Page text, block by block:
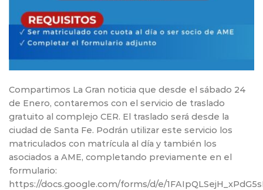
Compartimos La Gran noticia que desde el sábado 24
de Enero, contaremos con el servicio de traslado
gratuito al complejo CER. El traslado será desde la
ciudad de Santa Fe. Podrán utilizar este servicio los
matriculados con matrícula al día y también los
asociados a AME, completando previamente en el
formulario:
https://docs.google.com/forms/d/e/